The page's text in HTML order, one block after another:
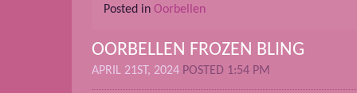
Posted in Oorbellen
OORBELLEN FROZEN BLING
APRIL 21ST, 2024 POSTED 1:54 PM